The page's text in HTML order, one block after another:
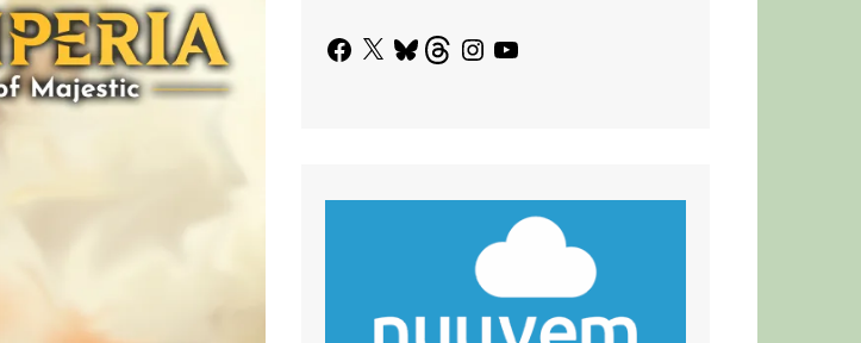
Facebook
X BlueskyThreadsInstagram
YouTube